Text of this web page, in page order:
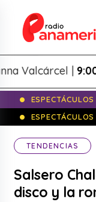
|9:00AM
ESPECTÁCULOS
ESPECTÁCULOS
TENDENCIAS
Salsero
disco y la